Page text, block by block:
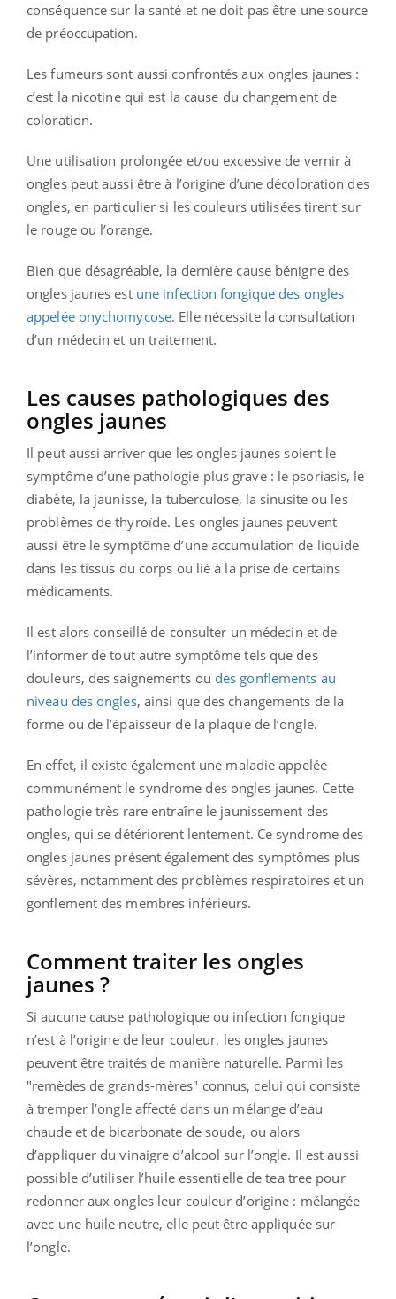
conséquence sur la santé et ne doit pas être une source
de préoccupation.
Les fumeurs sont aussi confrontés aux ongles jaunes :
c’est la nicotine qui est la cause du changement de
coloration.
Une utilisation prolongée et/ou excessive de vernir à
ongles peut aussi être à l’origine d’une décoloration des
ongles, en particulier si les couleurs utilisées tirent sur
le rouge ou l’orange.
Bien que désagréable, la dernière cause bénigne des
ongles jaunes est une infection fongique des ongles
appelée onychomycose. Elle nécessite la consultation
d’un médecin et un traitement.
Les causes pathologiques des
ongles jaunes
Il peut aussi arriver que les ongles jaunes soient le
symptôme d’une pathologie plus grave : le psoriasis, le
diabète, la jaunisse, la tuberculose, la sinusite ou les
problèmes de thyroïde. Les ongles jaunes peuvent
aussi être le symptôme d’une accumulation de liquide
dans les tissus du corps ou lié à la prise de certains
médicaments.
Il est alors conseillé de consulter un médecin et de
l’informer de tout autre symptôme tels que des
douleurs, des saignements ou des gonflements au
niveau des ongles, ainsi que des changements de la
forme ou de l’épaisseur de la plaque de l’ongle.
En effet, il existe également une maladie appelée
communément le syndrome des ongles jaunes. Cette
pathologie très rare entraîne le jaunissement des
ongles, qui se détériorent lentement. Ce syndrome des
ongles jaunes présent également des symptômes plus
sévères, notamment des problèmes respiratoires et un
gonflement des membres inférieurs.
Comment traiter les ongles
jaunes ?
Si aucune cause pathologique ou infection fongique
n’est à l’origine de leur couleur, les ongles jaunes
peuvent être traités de manière naturelle. Parmi les
"remèdes de grands-mères" connus, celui qui consiste
à tremper l’ongle affecté dans un mélange d’eau
chaude et de bicarbonate de soude, ou alors
d’appliquer du vinaigre d’alcool sur l’ongle. Il est aussi
possible d’utiliser l’huile essentielle de tea tree pour
redonner aux ongles leur couleur d’origine : mélangée
avec une huile neutre, elle peut être appliquée sur
l’ongle.